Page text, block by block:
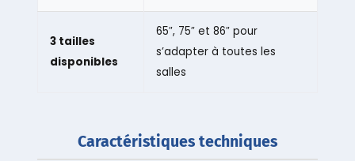
3 tailles
disponibles
65″, 75″ et 86″ pour
s’adapter à toutes les
salles
Caractéristiques techniques